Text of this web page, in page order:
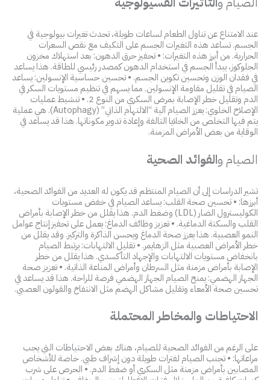
عند الامتناع عن تناول الطعام لساعات طويلة، تحدث تغيرات بيولوجية في
الجسم. تساعد هذه التغيرات الجسم على التكيف مع نقص السعرات
الحرارية. من أبرز هذه التغيرات: • تحفيز حرق الدهون: بعد استهلاك مخزون
الجلوكوز، يبدأ الجسم في استخدام الدهون كمصدر رئيسي للطاقة. هذا يساعد
في فقدان الوزن وتحسين تكوين الجسم. • تحسين حساسية الإنسولين: يساعد
الصيام في تقليل مقاومة الإنسولين. مما يسهم في تنظيم مستويات السكر في
الدم وتقليل خطر الإصابة بمرض السكري من النوع 2. • تنشيط عمليات
الإصلاح الخلوي: يعزز الصيام آلية “الالتهام الذاتي” (Autophagy). هي عملية
يتم فيها التخلص من الخلايا التالفة وإعادة تدوير مكوناتها. هذا قد يساعد في
الوقاية من بعض الأمراض المزمنة.
الصيام والفوائد الصحية
تشير الدراسات إلى أن الصيام المنتظم قد يكون له العديد من الفوائد الصحية،
أبرزها: • تحسين صحة القلب: يساعد الصيام في خفض مستويات
الكوليسترول الضار (LDL) وضغط الدم. هذا يقلل من خطر الإصابة بأمراض
القلب والسكتة الدماغية. • تعزيز وظائف الدماغ: يعمل على تحفيز إنتاج عوامل
النمو العصبية. هذا يعزز صحة الدماغ ويحسن الذاكرة والتركيز. وقد يقلل من
خطر الأمراض العصبية مثل الزهايمر. • تقليل الالتهابات: يرتبط الصيام
بانخفاض مستويات الالتهابات والإجهاد التأكسدي. هذا يقلل من خطر
الإصابة بأمراض مزمنة مثل السرطان وأمراض المناعة الذاتية. • تعزيز صحة
الجهاز الهضمي: يمنح الصيام الجهاز الهضمي فرصة للراحة. هذا قد يساعد في
تحسين صحة الأمعاء وتقليل مشاكل الهضم مثل الانتفاخ والقولون العصبي.
الاحتياطات والمخاطر المحتملة
على الرغم من الفوائد الصحية للصيام، هناك بعض الاحتياطات التي يجب
مراعاتها: • تجنب الصيام لفترات طويلة دون إشراف طبي. خاصة للأشخاص
المصابين بأمراض مزمنة مثل السكري أو ضغط الدم. • الحرص على شرب